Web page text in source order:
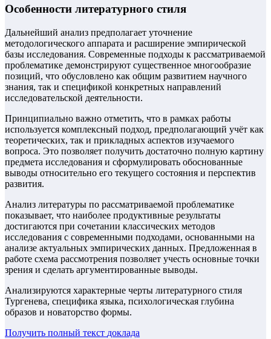
Особенности литературного стиля
Дальнейший анализ предполагает уточнение
методологического аппарата и расширение эмпирической
базы исследования. Современные подходы к рассматриваемой
проблематике демонстрируют существенное многообразие
позиций, что обусловлено как общим развитием научного
знания, так и спецификой конкретных направлений
исследовательской деятельности.
Принципиально важно отметить, что в рамках работы
используется комплексный подход, предполагающий учёт как
теоретических, так и прикладных аспектов изучаемого
вопроса. Это позволяет получить достаточно полную картину
предмета исследования и сформулировать обоснованные
выводы относительно его текущего состояния и перспектив
развития.
Анализ литературы по рассматриваемой проблематике
показывает, что наиболее продуктивные результаты
достигаются при сочетании классических методов
исследования с современными подходами, основанными на
анализе актуальных эмпирических данных. Предложенная в
работе схема рассмотрения позволяет учесть основные точки
зрения и сделать аргументированные выводы.
Анализируются характерные черты литературного стиля
Тургенева, специфика языка, психологическая глубина
образов и новаторство формы.
Получить полный текст доклада